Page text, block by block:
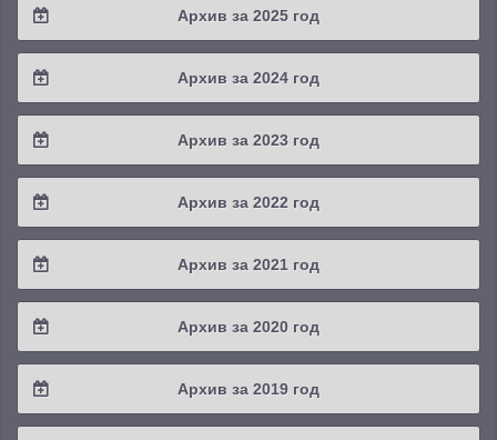
Архив за 2025 год
2025 / #4
2025 / #3
2025 / #1
Архив за 2024 год
2024 / #4
2024 / #3
2024 / #1
Архив за 2023 год
2023 / #4
2023 / #3
2023 / #1
Архив за 2022 год
2022 / #4
2022 / #3
2022 / #1
Архив за 2021 год
2021 / #4
2021 / #3
Архив за 2020 год
2020 / #4
2020 / #3
Архив за 2019 год
2019 / #4